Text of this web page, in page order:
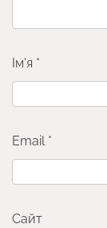
Ім'я *
Email *
Сайт